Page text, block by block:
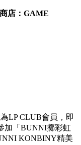
店：GAME
LP CLUB會員，即
加「BUNNI擲彩虹
KONBINY精美